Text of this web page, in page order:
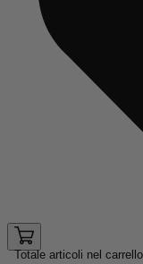
Totale articoli nel